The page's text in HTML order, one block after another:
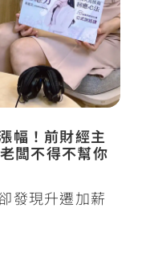
幅！前財經主
闆不得不幫你
發現升遷加薪